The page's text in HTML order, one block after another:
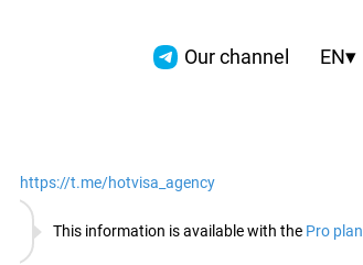
Our channel EN▾
https://t.me/hotvisa_agency
This information is available with the Pro plan
08.08.2026
EURO